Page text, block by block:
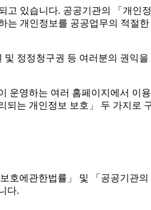
있습니다. 공공기관의 「개인
개인정보를 공공업무의 적절
정정청구권 등 여러분의 권익
운영하는 여러 홈페이지에서 이
되는 개인정보 보호」 두 가지로
호에관한법률」 및 「공공기관
다.